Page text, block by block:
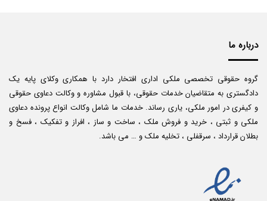
درباره ما
گروه حقوقی تخصصی ملکی اداری افتخار دارد با همکاری وکلای پایه یک
دادگستری به متقاضیان خدمات حقوقی، با قبول مشاوره و وکالت دعاوی حقوقی
و کیفری در امور ملکی، یاری رساند. خدمات ما شامل وکالت انواع پرونده دعاوی
ملکی و ثبتی ، خرید و فروش ملک ، ساخت و ساز ، افراز و تفکیک ، فسخ و
بطلان قرارداد ، سرقفلی ، تخلیه ملک و … می باشد.